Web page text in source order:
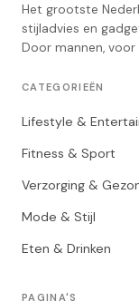
Het grootste
stijladvies en
Door mannen, voor
CATEGORIEËN
Lifestyle &
Fitness & Sport
Verzorging &
Mode & Stijl
Eten & Drinken
PAGINA'S